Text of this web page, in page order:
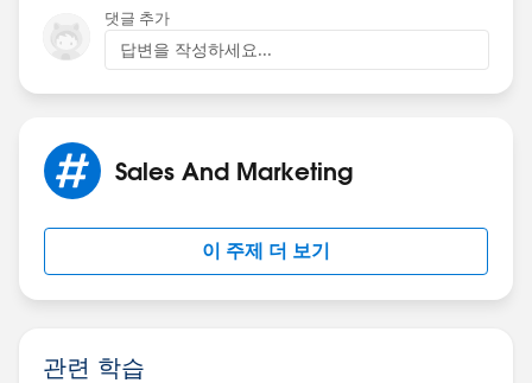
댓글 추가
답변을 작성하세요...
Sales And Marketing
이 주제 더 보기
관련 학습